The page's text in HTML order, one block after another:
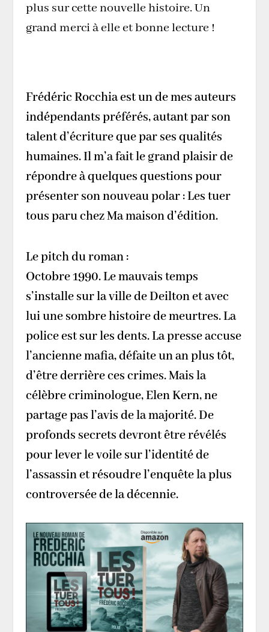
plus sur cette nouvelle histoire. Un
grand merci à elle et bonne lecture !
Frédéric Rocchia est un de mes auteurs
indépendants préférés, autant par son
talent d’écriture que par ses qualités
humaines. Il m’a fait le grand plaisir de
répondre à quelques questions pour
présenter son nouveau polar : Les tuer
tous paru chez Ma maison d’édition.
Le pitch du roman :
Octobre 1990. Le mauvais temps
s’installe sur la ville de Deilton et avec
lui une sombre histoire de meurtres. La
police est sur les dents. La presse accuse
l’ancienne mafia, défaite un an plus tôt,
d’être derrière ces crimes. Mais la
célèbre criminologue, Elen Kern, ne
partage pas l’avis de la majorité. De
profonds secrets devront être révélés
pour lever le voile sur l’identité de
l’assassin et résoudre l’enquête la plus
controversée de la décennie.